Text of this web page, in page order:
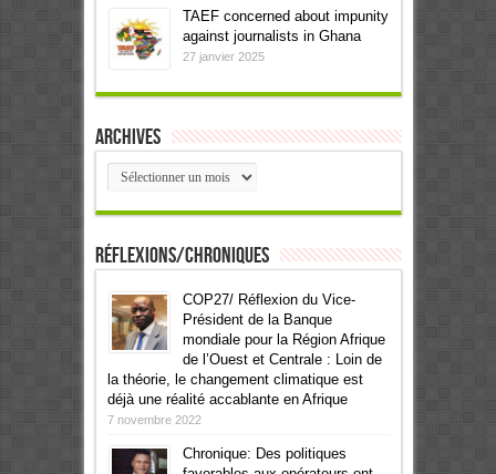
TAEF concerned about impunity
against journalists in Ghana
27 janvier 2025
Archives
Archives
Réflexions/Chroniques
COP27/ Réflexion du Vice-
Président de la Banque
mondiale pour la Région Afrique
de l’Ouest et Centrale : Loin de
la théorie, le changement climatique est
déjà une réalité accablante en Afrique
7 novembre 2022
Chronique: Des politiques